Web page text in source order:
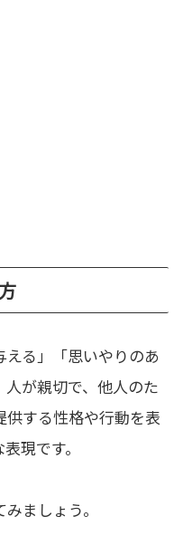
る」「思いやりのあ
が親切で、他人のた
供する性格や行動を表
現です。
ましょう。